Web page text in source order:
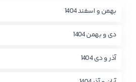
بهمن و اسفند 1404
دی و بهمن 1404
آذر و دی 1404